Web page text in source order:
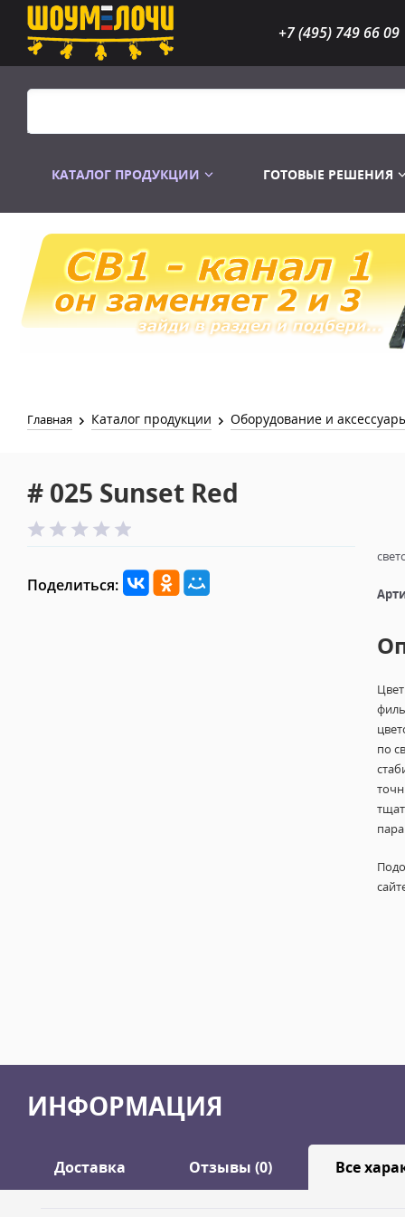
+7 (495) 749 66 09
КАТАЛОГ ПРОДУКЦИИ
Распродажа Лампы
ГОТОВЫЕ РЕШЕНИЯ
Главная Каталог продукции Оборудование и
# 025 Sunset Red
Поделиться:
по
ИНФОРМАЦИЯ
Доставка Отзывы (0) Все